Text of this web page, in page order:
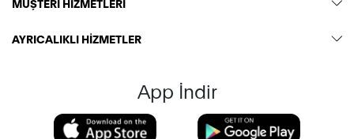
AYRICALIKLI HİZMETLER
App İndir